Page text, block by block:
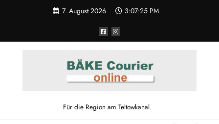
7. August 2026 3:07:25 PM
Für die Region am Teltowkanal.